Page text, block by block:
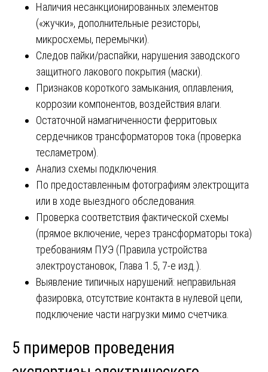
Наличия несанкционированных элементов
(«жучки», дополнительные резисторы,
микросхемы, перемычки).
Следов пайки/распайки, нарушения заводского
защитного лакового покрытия (маски).
Признаков короткого замыкания, оплавления,
коррозии компонентов, воздействия влаги.
Остаточной намагниченности ферритовых
сердечников трансформаторов тока (проверка
тесламетром).
Анализ схемы подключения.
По предоставленным фотографиям электрощита
или в ходе выездного обследования.
Проверка соответствия фактической схемы
(прямое включение, через трансформаторы тока)
требованиям ПУЭ (Правила устройства
электроустановок, Глава 1.5, 7-е изд.).
Выявление типичных нарушений: неправильная
фазировка, отсутствие контакта в нулевой цепи,
подключение части нагрузки мимо счетчика.
5 примеров проведения